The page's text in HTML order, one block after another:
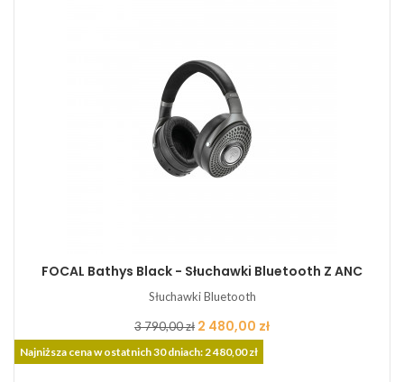
FOCAL Bathys Black - Słuchawki Bluetooth Z ANC
Słuchawki Bluetooth
Cena
podstawowa
3 790,00 zł Cena
2 480,00 zł
Najniższa cena w ostatnich 30 dniach: 2 480,00 zł